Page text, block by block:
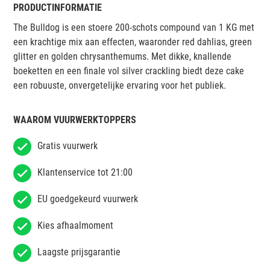
PRODUCTINFORMATIE
The Bulldog is een stoere 200-schots compound van 1 KG met
een krachtige mix aan effecten, waaronder red dahlias, green
glitter en golden chrysanthemums. Met dikke, knallende
boeketten en een finale vol silver crackling biedt deze cake
een robuuste, onvergetelijke ervaring voor het publiek.
WAAROM VUURWERKTOPPERS
Gratis vuurwerk
Klantenservice tot 21:00
EU goedgekeurd vuurwerk
Kies afhaalmoment
Laagste prijsgarantie